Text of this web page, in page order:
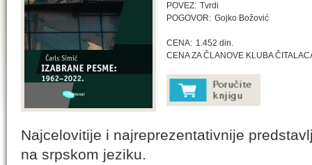
POVEZ: Tvrdi
POGOVOR: Gojko Božović
CENA: 1.452 din.
CENA ZA ČLANOVE KLUBA
Najcelovitije i najreprezentativnije
na srpskom jeziku.